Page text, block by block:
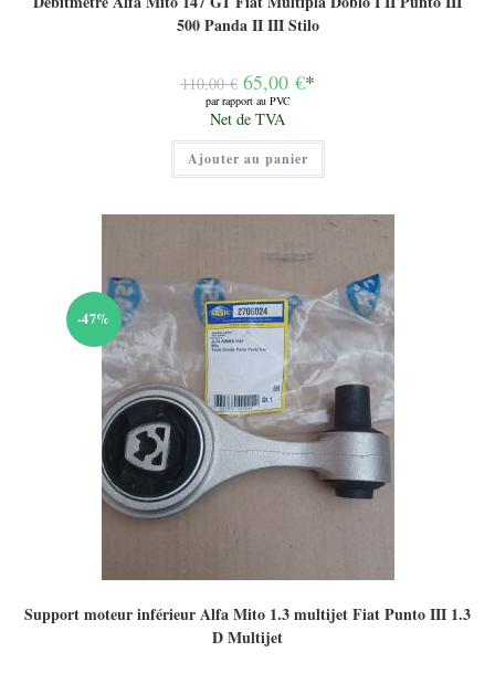
500 Panda II III Stilo
110,00€ Le
prix
initial
était :
110,00 €.
65,00 €*
par rapport au PVC
Le
prix
actuel
est :
65,00 €.
Net de TVA
Ajouter au panier
-47%
Support moteur inférieur Alfa Mito 1.3 multijet Fiat Punto III 1.3
D Multijet